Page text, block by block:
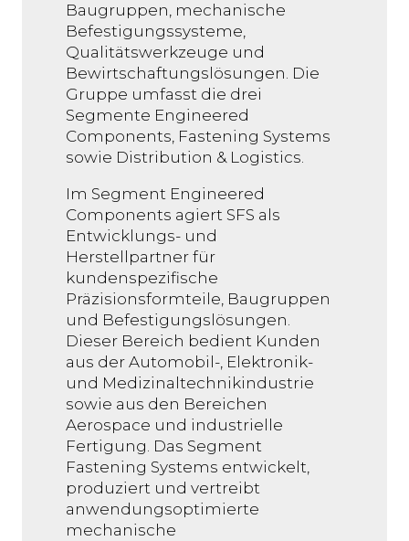
Baugruppen, mechanische
Befestigungssysteme,
Qualitätswerkzeuge und
Bewirtschaftungslösungen. Die
Gruppe umfasst die drei
Segmente Engineered
Components, Fastening Systems
sowie Distribution & Logistics.
Im Segment Engineered
Components agiert SFS als
Entwicklungs- und
Herstellpartner für
kundenspezifische
Präzisionsformteile, Baugruppen
und Befestigungslösungen.
Dieser Bereich bedient Kunden
aus der Automobil-, Elektronik-
und Medizinaltechnikindustrie
sowie aus den Bereichen
Aerospace und industrielle
Fertigung. Das Segment
Fastening Systems entwickelt,
produziert und vertreibt
anwendungsoptimierte
mechanische